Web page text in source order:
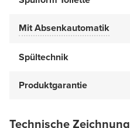
Mit Absenkautomatik
Spültechnik
Produktgarantie
Technische Zeichnung